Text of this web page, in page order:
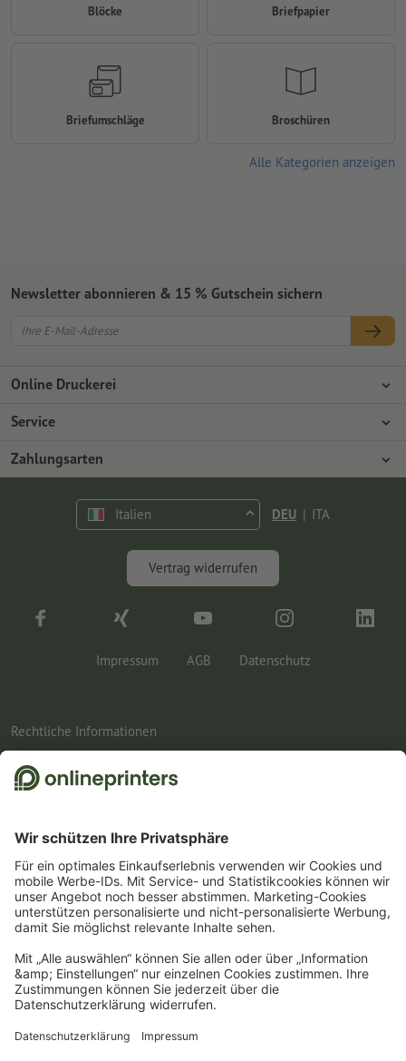
Blöcke Briefpapier
Briefumschläge Broschüren
Alle Kategorien anzeigen
Online Druckerei
Über Onlineprinters
Presse
Umweltschutz
Service
Zahlungsarten
Reklamation
Zahlungsarten
Newsletter abonnieren & 15 % Gutschein sichern
Italien DEU | ITA
Vertrag widerrufen
Impressum AGB Datenschutz
Rechtliche Informationen
1
BROCHURESALE12 im dafür vorgesehenen Feld im Warenkorb eintragen und auf
die gesamte Broschüren- und Katalog-Kategorie sparen. Der Mindestbestellwert
Bestellung ist nur ein Gutscheincode einlösbar. Mehrfach einlösbar. Keine
Barauszahlung. Nicht mit weiteren Aktionen kombinierbar. Die Aktion gilt bis
einschließlich 31.8.2026.
2 Einfach den Gutscheincode CALENDARS10-26 im dafür vorgesehenen Feld im
Warenkorb eintragen und auf ausgewählte Produkte sparen. Kein
Aktionen kombinierbar. Die Aktion gilt bis einschliesslich 31.08.2026.
3Sie erhalten zunächst eine E-Mail, in der Sie die Anmeldung zum Newsletter durch
einen Klick bestätigen. Erst dann senden wir Ihnen den Rabattcode und künftig
Maximale Höhe des Rabatts: 150 € des Bestellwerts (netto). Einmalig einlösbar.